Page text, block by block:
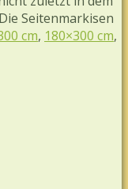
Seitenmarkisen
cm, 180×300 cm,